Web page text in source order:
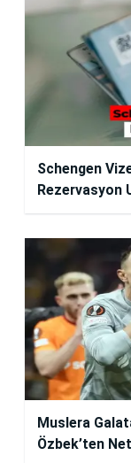
Schengen
Rezervasyon
Muslera
Özbek’ten